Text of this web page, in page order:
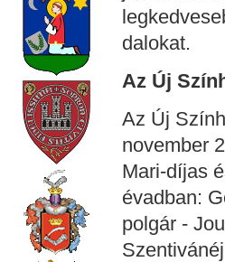
dalokat.
Az Új
Az Új
november
Mari-díjas
évadban:
polgár -